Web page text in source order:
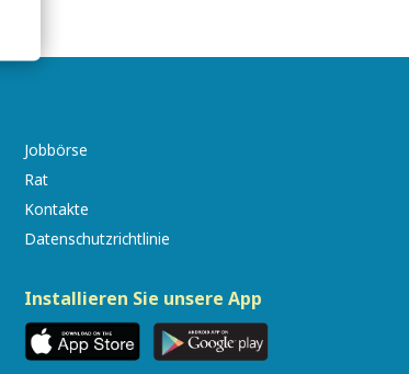
Jobbörse
Rat
Kontakte
Datenschutzrichtlinie
Installieren Sie unsere App